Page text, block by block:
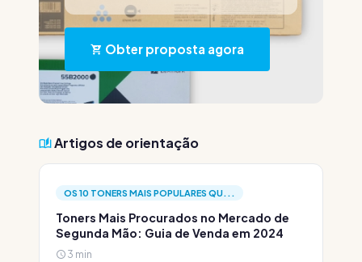
Obter proposta agora
Artigos de orientação
OS 10 TONERS MAIS POPULARES QU...
Toners Mais Procurados no Mercado de
Segunda Mão: Guia de Venda em 2024
3 min